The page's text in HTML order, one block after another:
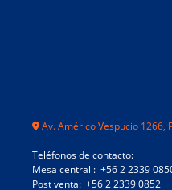
Av. Américo Vespucio 1266,
Teléfonos de contacto:
Mesa central : +56 2 2339
Post venta: +56 2 2339 0852